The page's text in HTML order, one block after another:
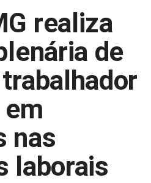
realiza
de
nas
laborais